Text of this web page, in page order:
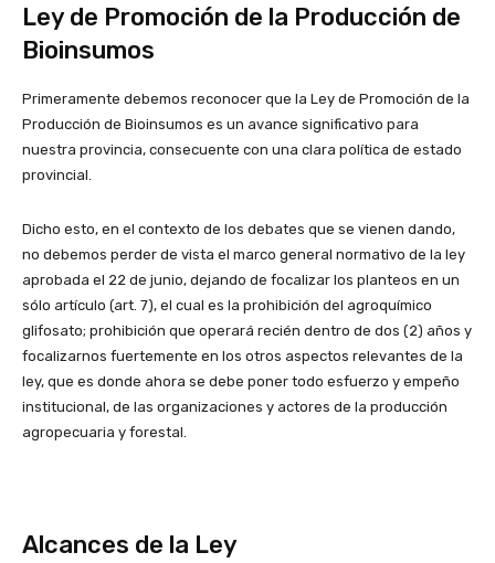
Ley de Promoción de la Producción de
Bioinsumos
Primeramente debemos reconocer que la Ley de Promoción de la
Producción de Bioinsumos es un avance significativo para
nuestra provincia, consecuente con una clara política de estado
provincial.
Dicho esto, en el contexto de los debates que se vienen dando,
no debemos perder de vista el marco general normativo de la ley
aprobada el 22 de junio, dejando de focalizar los planteos en un
sólo artículo (art. 7), el cual es la prohibición del agroquímico
glifosato; prohibición que operará recién dentro de dos (2) años y
focalizarnos fuertemente en los otros aspectos relevantes de la
ley, que es donde ahora se debe poner todo esfuerzo y empeño
institucional, de las organizaciones y actores de la producción
agropecuaria y forestal.
Alcances de la Ley